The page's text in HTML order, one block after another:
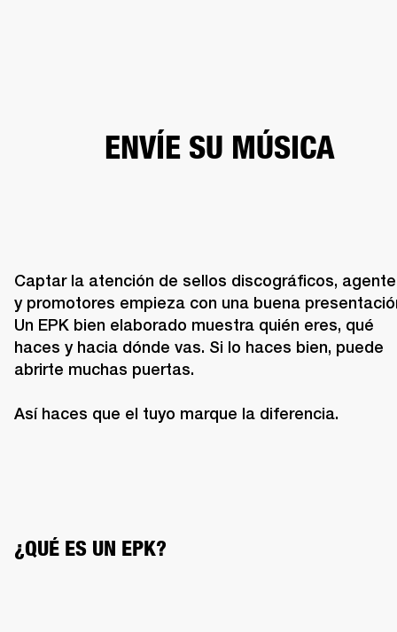
ENVÍE SU MÚSICA
Captar la atención de sellos discográficos,
y promotores empieza con una buena
Un EPK bien elaborado muestra quién eres, qué
haces y hacia dónde vas. Si lo haces bien, puede
abrirte muchas puertas.
Así haces que el tuyo marque la diferencia.
¿QUÉ ES UN EPK?